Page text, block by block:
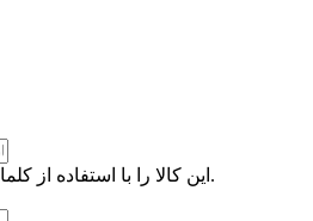
این کالا را با استفاده از کلمات کوتاه و ساده توضیح دهید.